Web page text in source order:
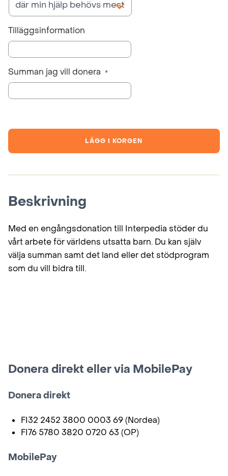
Tilläggsinformation
Summan jag vill donera *
LÄGG I KORGEN
Beskrivning
Med en engångsdonation till Interpedia stöder du
vårt arbete för världens utsatta barn. Du kan själv
välja summan samt det land eller det stödprogram
som du vill bidra till.
Donera direkt eller via MobilePay
Donera direkt
FI32 2452 3800 0003 69 (Nordea)
FI76 5780 3820 0720 63 (OP)
MobilePay